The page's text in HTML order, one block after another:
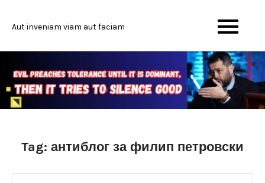
Aut inveniam viam aut faciam
Tag: антиблог за филип петровски